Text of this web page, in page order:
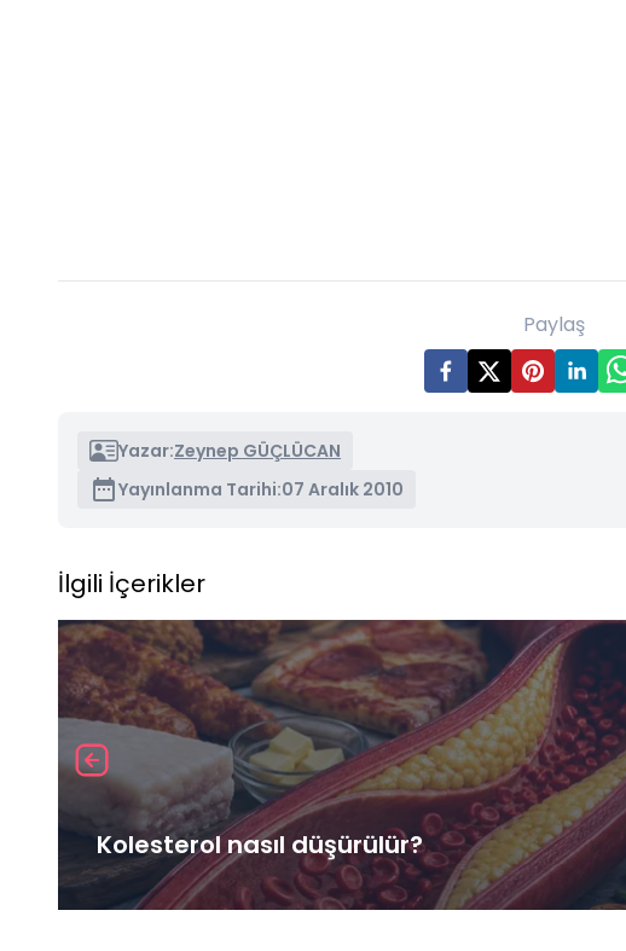
Paylaş
Yazar:Zeynep GÜÇLÜCAN
Yayınlanma Tarihi:07 Aralık 2010
İlgili İçerikler
Kolesterol nasıl düşürülür?